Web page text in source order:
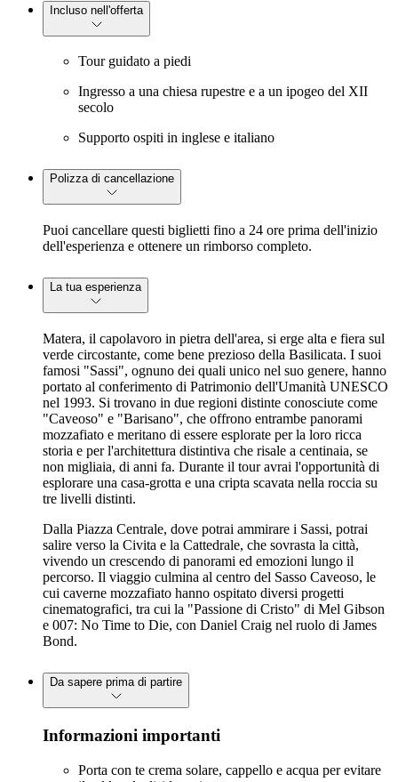
Incluso nell'offerta
Tour guidato a piedi
Ingresso a una chiesa rupestre e a un ipogeo del XII
secolo
Supporto ospiti in inglese e italiano
Polizza di cancellazione
Puoi cancellare questi biglietti fino a 24 ore prima dell'inizio
dell'esperienza e ottenere un rimborso completo.
La tua esperienza
Matera, il capolavoro in pietra dell'area, si erge alta e fiera sul
verde circostante, come bene prezioso della Basilicata. I suoi
famosi "Sassi", ognuno dei quali unico nel suo genere, hanno
portato al conferimento di Patrimonio dell'Umanità UNESCO
nel 1993. Si trovano in due regioni distinte conosciute come
"Caveoso" e "Barisano", che offrono entrambe panorami
mozzafiato e meritano di essere esplorate per la loro ricca
storia e per l'architettura distintiva che risale a centinaia, se
non migliaia, di anni fa. Durante il tour avrai l'opportunità di
esplorare una casa-grotta e una cripta scavata nella roccia su
tre livelli distinti.
Dalla Piazza Centrale, dove potrai ammirare i Sassi, potrai
salire verso la Civita e la Cattedrale, che sovrasta la città,
vivendo un crescendo di panorami ed emozioni lungo il
percorso. Il viaggio culmina al centro del Sasso Caveoso, le
cui caverne mozzafiato hanno ospitato diversi progetti
cinematografici, tra cui la "Passione di Cristo" di Mel Gibson
e 007: No Time to Die, con Daniel Craig nel ruolo di James
Bond.
Da sapere prima di partire
Informazioni importanti
Porta con te crema solare, cappello e acqua per evitare